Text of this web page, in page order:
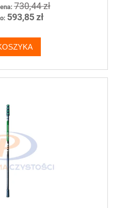
730,44 zł
593,85 zł